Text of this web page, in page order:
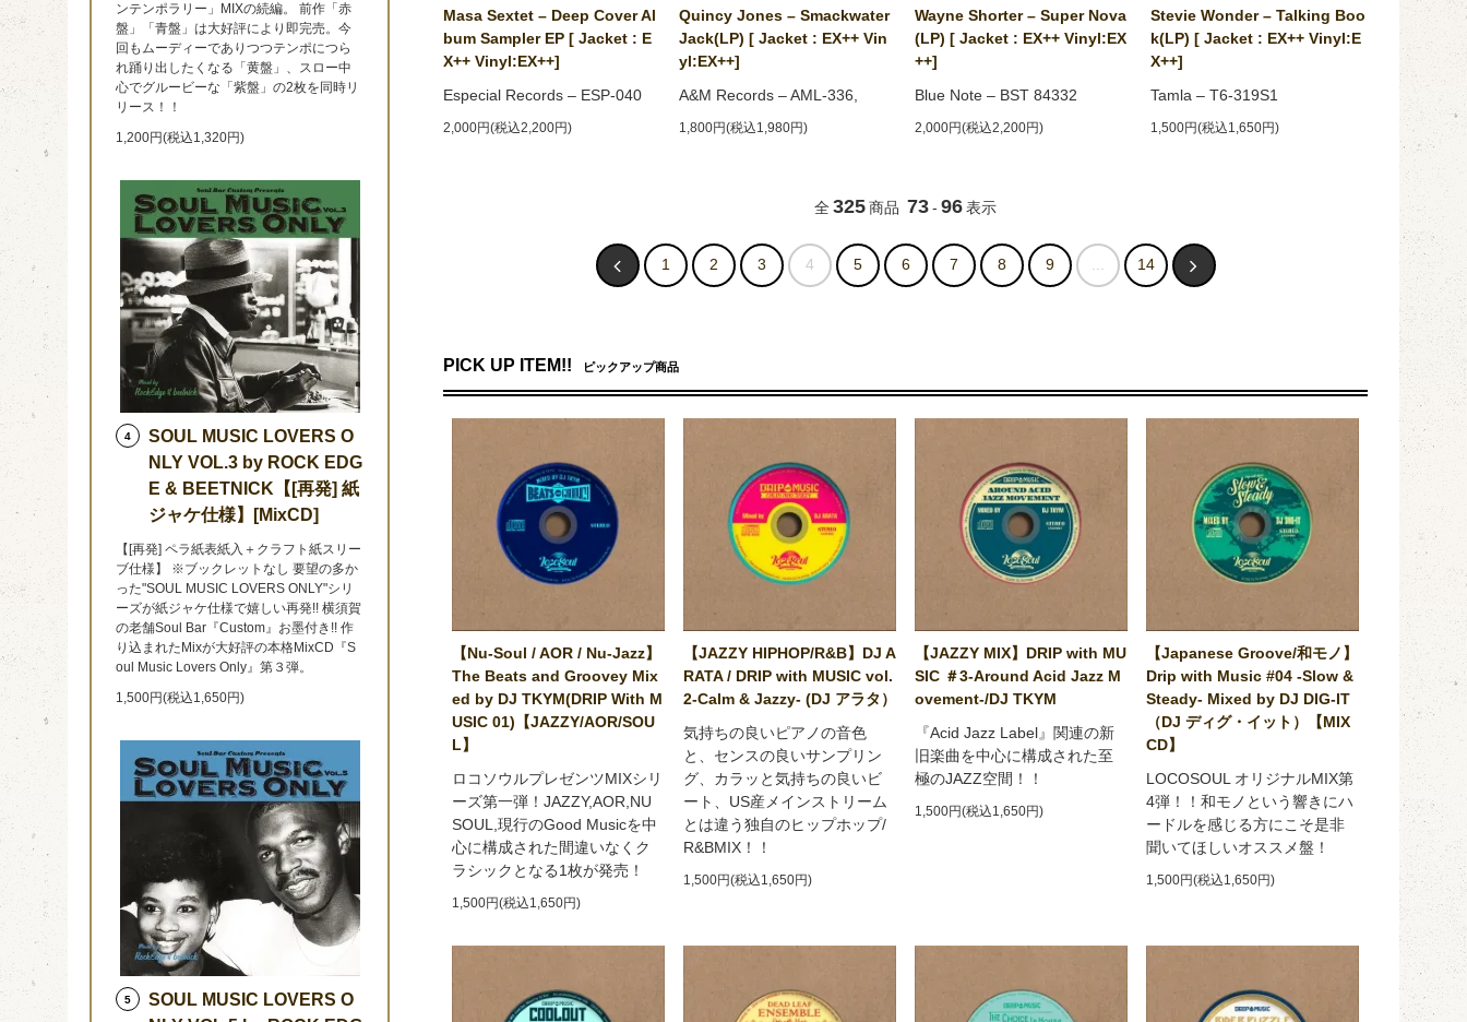
Masa Sextet ‎– Deep Cover Al
bum Sampler EP [ Jacket : E
X++ Vinyl:EX++]
Especial Records ‎– ESP-040
2,000円(税込2,200円)
Quincy Jones ‎– Smackwater
Jack(LP) [ Jacket : EX++ Vin
yl:EX++]
A&M Records ‎– AML-336,
1,800円(税込1,980円)
Wayne Shorter ‎– Super Nova
(LP) [ Jacket : EX++ Vinyl:EX
++]
Blue Note ‎– BST 84332
2,000円(税込2,200円)
Stevie Wonder ‎– Talking Boo
k(LP) [ Jacket : EX++ Vinyl:E
X++]
Tamla ‎– T6-319S1
1,500円(税込1,650円)
全325商品 73- 96表示
1 2 3 4 5 6 7 8 9 14
PICK UP ITEM!! ピックアップ商品
【Nu-Soul / AOR / Nu-Jazz】
The Beats and Groovey Mix
ed by DJ TKYM(DRIP With M
USIC 01)【JAZZY/AOR/SOU
L】
ロコソウルプレゼンツMIXシリ
ーズ第一弾！JAZZY,AOR,NU
SOUL,現行のGood Musicを中
心に構成された間違いなくク
ラシックとなる1枚が発売！
1,500円(税込1,650円)
【JAZZY HIPHOP/R&B】DJ A
RATA / DRIP with MUSIC vol.
2-Calm & Jazzy- (DJ アラタ）
気持ちの良いピアノの音色
と、センスの良いサンプリン
グ、カラッと気持ちの良いビ
ート、US産メインストリーム
とは違う独自のヒップホップ/
R&BMIX！！
1,500円(税込1,650円)
【JAZZY MIX】DRIP with MU
SIC ＃3-Around Acid Jazz M
ovement-/DJ TKYM
『Acid Jazz Label』関連の新
旧楽曲を中心に構成された至
極のJAZZ空間！！
1,500円(税込1,650円)
【Japanese Groove/和モノ】
Drip with Music #04 -Slow &
Steady- Mixed by DJ DIG-IT
（DJ ディグ・イット）【MIX
CD】
LOCOSOUL オリジナルMIX第
4弾！！和モノという響きにハ
ードルを感じる方にこそ是非
聞いてほしいオススメ盤！
1,500円(税込1,650円)
ンテンポラリー」MIXの続編。 前作「赤
盤」「青盤」は大好評により即完売。今
回もムーディーでありつつテンポにつら
れ踊り出したくなる「黄盤」、スロー中
心でグルービーな「紫盤」の2枚を同時リ
リース！！
1,200円(税込1,320円)
4
SOUL MUSIC LOVERS O
NLY VOL.3 by ROCK EDG
E & BEETNICK【[再発] 紙
ジャケ仕様】[MixCD]
【[再発] ペラ紙表紙入＋クラフト紙スリー
ブ仕様】 ※ブックレットなし 要望の多か
った"SOUL MUSIC LOVERS ONLY"シリ
ーズが紙ジャケ仕様で嬉しい再発!! 横須賀
の老舗Soul Bar『Custom』お墨付き!! 作
り込まれたMixが大好評の本格MixCD『S
oul Music Lovers Only』第３弾。
1,500円(税込1,650円)
5
SOUL MUSIC LOVERS O